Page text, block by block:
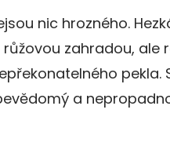
nic hrozného.
zahradou, ale
pekla.
a